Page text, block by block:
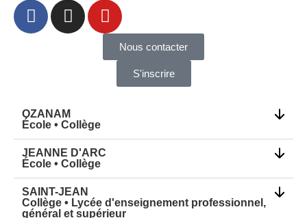
Nous contacter
S'inscrire
OZANAM
École • Collège
JEANNE D'ARC
École • Collège
SAINT-JEAN
Collège • Lycée d'enseignement professionnel,
général et supérieur